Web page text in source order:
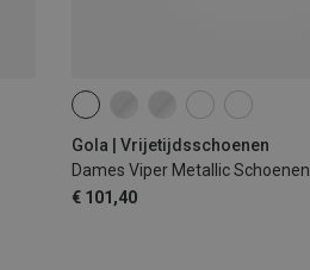
Gola | Vrijetijdsschoenen
Dames Viper Metallic Schoenen
€ 101,40
36 41 42